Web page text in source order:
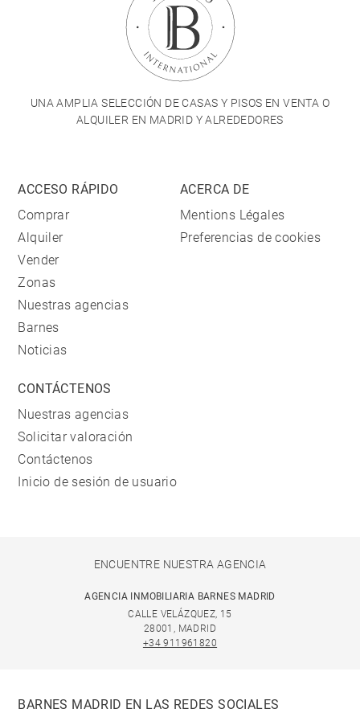
UNA AMPLIA SELECCIÓN DE CASAS Y PISOS EN VENTA O
ALQUILER EN MADRID Y ALREDEDORES
ACCESO RÁPIDO
Comprar
Alquiler
Vender
Zonas
Nuestras agencias
Barnes
Noticias
ACERCA DE
Mentions Légales
Preferencias de cookies
CONTÁCTENOS
Nuestras agencias
Solicitar valoración
Contáctenos
Inicio de sesión de usuario
ENCUENTRE NUESTRA AGENCIA
AGENCIA INMOBILIARIA BARNES MADRID
CALLE VELÁZQUEZ, 15
28001, MADRID
+34 911961820
BARNES MADRID EN LAS REDES SOCIALES